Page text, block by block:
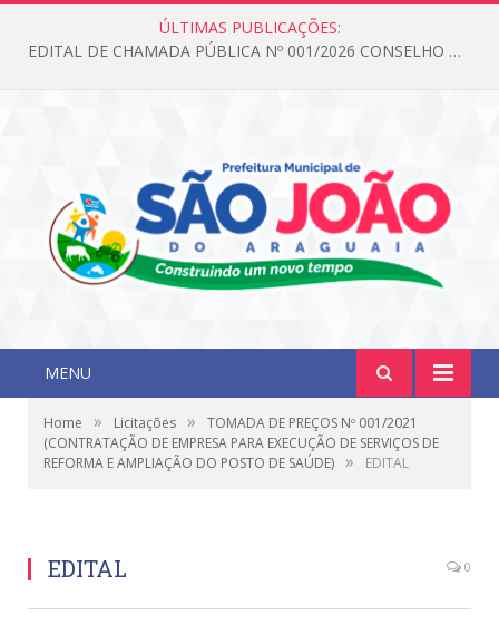
ÚLTIMAS PUBLICAÇÕES:
EDITAL DE CHAMADA PÚBLICA Nº 001/2026 CONSELHO DOS DIREITOS DA CRIANÇA E DO ADOLESCENTE
MENU
Home » Licitações »
TOMADA DE PREÇOS Nº 001/2021
(CONTRATAÇÃO DE EMPRESA PARA EXECUÇÃO DE SERVIÇOS DE
REFORMA E AMPLIAÇÃO DO POSTO DE SAÚDE) » EDITAL
EDITAL 0